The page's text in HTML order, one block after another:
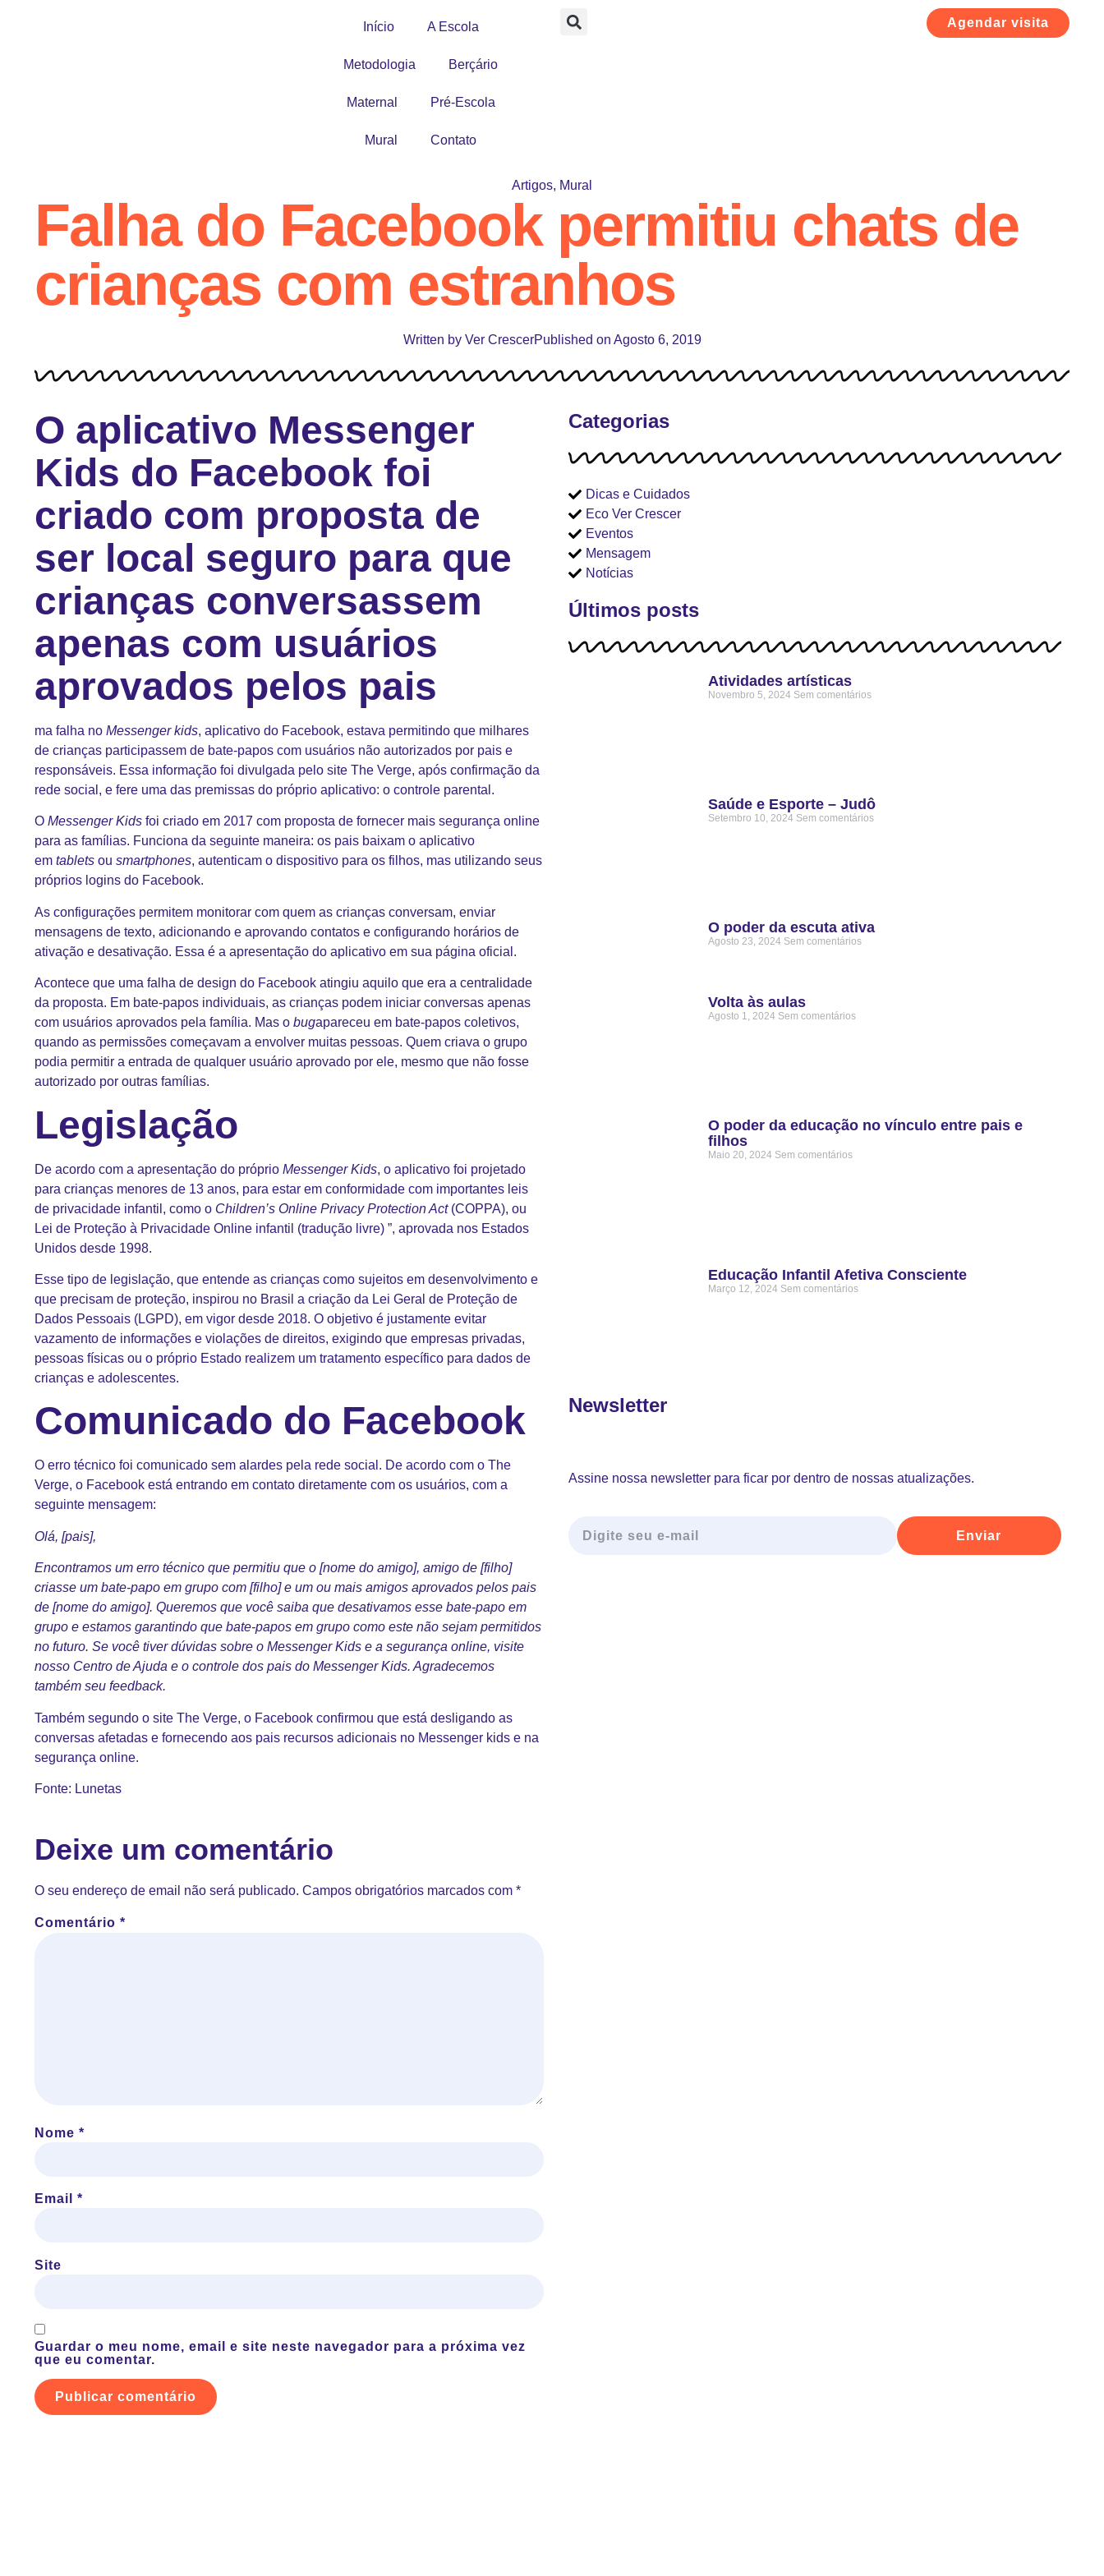
Início A Escola
Metodologia Berçário
Maternal Pré-Escola
Mural Contato
Agendar visita
Artigos, Mural
Falha do Facebook permitiu chats de
crianças com estranhos
Written byVer CrescerPublished on Agosto 6, 2019
O aplicativo Messenger
Kids do Facebook foi
criado com proposta de
ser local seguro para que
crianças conversassem
apenas com usuários
aprovados pelos pais
ma falha no Messenger kids, aplicativo do Facebook, estava permitindo que milhares
de crianças participassem de bate-papos com usuários não autorizados por pais e
responsáveis. Essa informação foi divulgada pelo site The Verge, após confirmação da
rede social, e fere uma das premissas do próprio aplicativo: o controle parental.
O Messenger Kids foi criado em 2017 com proposta de fornecer mais segurança online
para as famílias. Funciona da seguinte maneira: os pais baixam o aplicativo
em tablets ou smartphones, autenticam o dispositivo para os filhos, mas utilizando seus
próprios logins do Facebook.
As configurações permitem monitorar com quem as crianças conversam, enviar
mensagens de texto, adicionando e aprovando contatos e configurando horários de
ativação e desativação. Essa é a apresentação do aplicativo em sua página oficial .
Acontece que uma falha de design do Facebook atingiu aquilo que era a centralidade
da proposta. Em bate-papos individuais, as crianças podem iniciar conversas apenas
com usuários aprovados pela família. Mas o bugapareceu em bate-papos coletivos,
quando as permissões começavam a envolver muitas pessoas. Quem criava o grupo
podia permitir a entrada de qualquer usuário aprovado por ele, mesmo que não fosse
autorizado por outras famílias.
Legislação
De acordo com a apresentação do próprio Messenger Kids, o aplicativo foi projetado
para crianças menores de 13 anos, para estar em conformidade com importantes leis
de privacidade infantil, como o Children’s Online Privacy Protection Act(COPPA), ou
Lei de Proteção à Privacidade Online infantil (tradução livre) ”, aprovada nos Estados
Unidos desde 1998.
Esse tipo de legislação, que entende as crianças como sujeitos em desenvolvimento e
que precisam de proteção, inspirou no Brasil a criação da Lei Geral de Proteção de
Dados Pessoais (LGPD), em vigor desde 2018. O objetivo é justamente evitar
vazamento de informações e violações de direitos, exigindo que empresas privadas,
pessoas físicas ou o próprio Estado realizem um tratamento específico para dados de
crianças e adolescentes.
Comunicado do Facebook
O erro técnico foi comunicado sem alardes pela rede social. De acordo com o The
Verge, o Facebook está entrando em contato diretamente com os usuários, com a
seguinte mensagem:
Olá, [pais],
Encontramos um erro técnico que permitiu que o [nome do amigo], amigo de [filho]
criasse um bate-papo em grupo com [filho] e um ou mais amigos aprovados pelos pais
de [nome do amigo]. Queremos que você saiba que desativamos esse bate-papo em
grupo e estamos garantindo que bate-papos em grupo como este não sejam permitidos
no futuro. Se você tiver dúvidas sobre o Messenger Kids e a segurança online, visite
nosso Centro de Ajuda e o controle dos pais do Messenger Kids. Agradecemos
também seu feedback.
Também segundo o site The Verge, o Facebook confirmou que está desligando as
conversas afetadas e fornecendo aos pais recursos adicionais no Messenger kids e na
segurança online.
Fonte: Lunetas
Deixe um comentário
O seu endereço de email não será publicado. Campos obrigatórios marcados com *
Comentário *
Nome *
Email *
Site
Guardar o meu nome, email e site neste navegador para a próxima vez
que eu comentar.
Categorias
Dicas e Cuidados
Eco Ver Crescer
Eventos
Mensagem
Notícias
Últimos posts
Atividades artísticas
Novembro 5, 2024 Sem comentários
Saúde e Esporte – Judô
Setembro 10, 2024 Sem comentários
O poder da escuta ativa
Agosto 23, 2024 Sem comentários
Volta às aulas
Agosto 1, 2024 Sem comentários
O poder da educação no vínculo entre pais e
filhos
Maio 20, 2024 Sem comentários
Educação Infantil Afetiva Consciente
Março 12, 2024 Sem comentários
Newsletter
Assine nossa newsletter para ficar por dentro de nossas atualizações.
Enviar